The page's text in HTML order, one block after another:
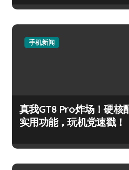
手机新闻
真我GT8 Pro炸场！硬核
实用功能，玩机党速戳！